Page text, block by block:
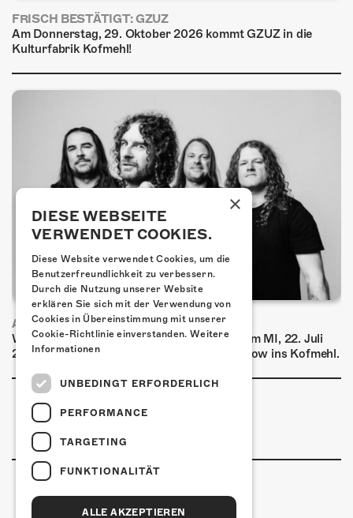
FRISCH BESTÄTIGT: GZUZ
Am Donnerstag, 29. Oktober 2026 kommt GZUZ in die
Kulturfabrik Kofmehl!
AIRBOURNE - SPECIAL SUMMER SHOW
Wow, das ist ein Ding! Airbourne kommen am MI, 22. Juli
2026 für eine exklusive Special Summer Show ins Kofmehl.
×
DIESE WEBSEITE
VERWENDET COOKIES.
Diese Website verwendet Cookies, um die
Benutzerfreundlichkeit zu verbessern.
Durch die Nutzung unserer Website
erklären Sie sich mit der Verwendung von
Cookies in Übereinstimmung mit unserer
Cookie-Richtlinie einverstanden. Weitere
Informationen
UNBEDINGT ERFORDERLICH
PERFORMANCE
TARGETING
FUNKTIONALITÄT
ALLE AKZEPTIEREN